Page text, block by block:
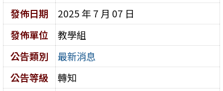
發佈日期
2025 年 7 月 07 日
發佈單位
教學組
公告類別
最新消息
公告等級
轉知